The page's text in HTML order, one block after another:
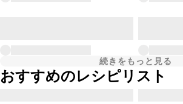
続きをもっと見る
おすすめのレシピリスト